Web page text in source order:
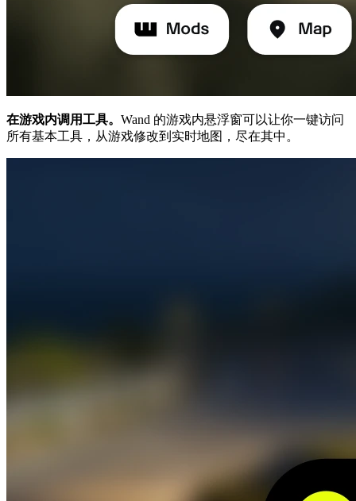
在游戏内调用工具。 Wand 的游戏内悬浮窗可以让你一键访问
所有基本工具，从游戏修改到实时地图，尽在其中。